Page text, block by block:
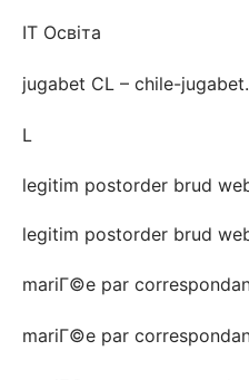
IT Освіта
jugabet CL – chile-
L
legitim postorder brud
legitim postorder brud
mariГ©e par
mariГ©e par